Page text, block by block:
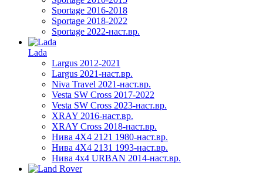
Sportage 2016-2018
Sportage 2018-2022
Sportage 2022-наст.вр.
Lada
Largus 2012-2021
Largus 2021-наст.вр.
Niva Travel 2021-наст.вр.
Vesta SW Cross 2017-2022
Vesta SW Cross 2023-наст.вр.
XRAY 2016-наст.вр.
XRAY Cross 2018-наст.вр.
Нива 4X4 2121 1980-наст.вр.
Нива 4X4 2131 1993-наст.вр.
Нива 4х4 URBAN 2014-наст.вр.